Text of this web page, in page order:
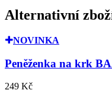
Alternativní
NOVINKA
Peněženka na krk
249 Kč